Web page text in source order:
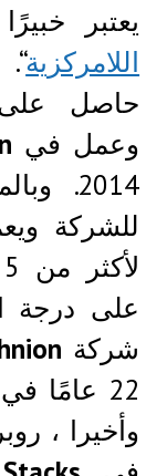
يعتبر
اللامركزية
حاصل على
وعمل في
2014. وبالمثل، آدم ليفي هو
للشركة
على درجة
شركة
22 عامًا
وأخيرا ،